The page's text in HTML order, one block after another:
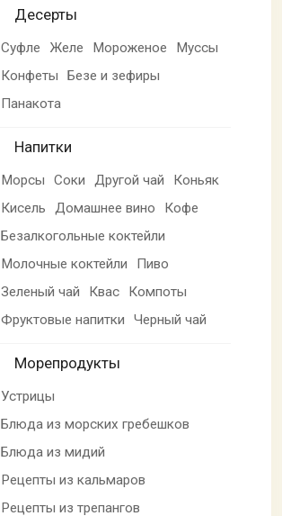
Десерты
Суфле Желе Мороженое
Муссы
Конфеты
Безе и зефиры
Панакота
Напитки
Морсы Соки Другой чай
Коньяк
Кисель
Домашнее вино
Кофе
Безалкогольные коктейли
Молочные коктейли
Пиво
Зеленый чай
Квас
Компоты
Фруктовые напитки
Черный чай
Морепродукты
Устрицы
Блюда из морских гребешков
Блюда из мидий
Рецепты из кальмаров
Рецепты из трепангов